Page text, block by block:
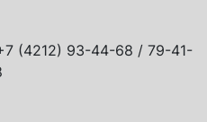
(4212) 93-44-68 / 79-41-